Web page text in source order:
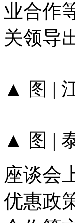
业合作
关领导
▲ 图 |
▲ 图 |
座谈会
优惠政